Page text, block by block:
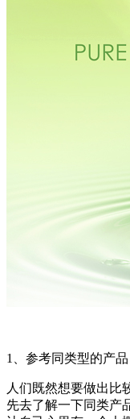
1、参考同类型的产品
人们既然想要做出比
先去了解一下同类产